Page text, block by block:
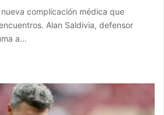
complicación médica que
Alan Saldivia, defensor
a…